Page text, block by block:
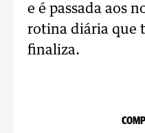
e é passada aos
rotina diária que
finaliza.